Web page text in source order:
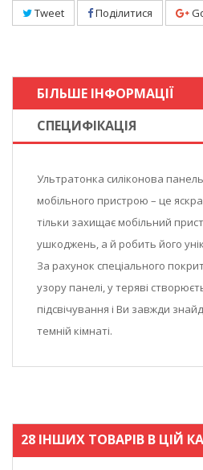
Tweet Поділитися
БІЛЬШЕ ІНФОРМАЦІЇ
СПЕЦИФІКАЦІЯ
Ультратонка силіконова
мобільного пристрою – це
тільки захищає мобільний
ушкоджень, а й робить його
За рахунок спеціального
узору панелі, у теряві
підсвічування і Ви завжди
темній кімнаті.
28 ІНШИХ ТОВАРІВ В ЦІЙ